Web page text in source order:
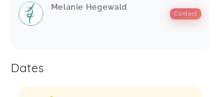
Melanie Hegewald
Contact
Dates